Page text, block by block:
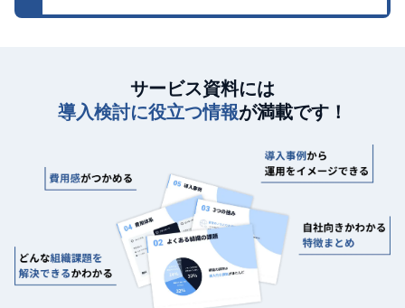
サービス資料には
導入検討に役立つ情報が満載です！